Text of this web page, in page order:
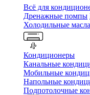
Всё для
Дренажные помпы
Холодильные масла
Кондиционеры
Канальные
Мобильные
Напольные
Подпотолочные